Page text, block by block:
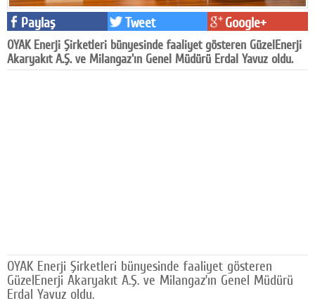
Facebook
Diziler
SOSYAL MEDYA
Facebook
Paylaş Tweet Google+
OYAK Enerji Şirketleri bünyesinde faaliyet gösteren GüzelEnerji
Akaryakıt A.Ş. ve Milangaz'ın Genel Müdürü Erdal Yavuz oldu.
OYAK Enerji Şirketleri bünyesinde faaliyet gösteren
GüzelEnerji Akaryakıt A.Ş. ve Milangaz’ın Genel Müdürü
Erdal Yavuz oldu.